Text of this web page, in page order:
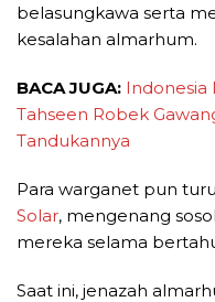
belasungkawa serta
kesalahan almarhum.
BACA JUGA: Indonesia
Tahseen Robek
Tandukannya
Para warganet pun
Solar, mengenang
mereka selama
Saat ini, jenazah